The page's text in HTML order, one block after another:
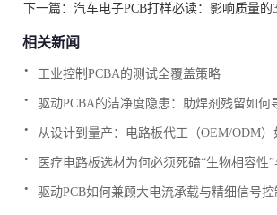
下一篇：汽车电子PCB打样必读：影响质量的3
相关新闻
工业控制PCBA的测试全覆盖策略
.
驱动PCBA的洁净度隐患：助焊剂残留如何
.
从设计到量产：电路板代工（OEM/ODM）
.
医疗电路板选材为何必须死磕“生物相容性”
.
驱动PCB如何兼顾大电流承载与精细信号控
.